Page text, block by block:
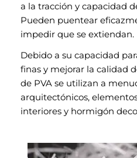
a la tracción y capacidad
Pueden puentear
impedir que se extiendan.
Debido a su capacidad
finas y mejorar la calidad
de PVA se utilizan a
arquitectónicos,
interiores y hormigón